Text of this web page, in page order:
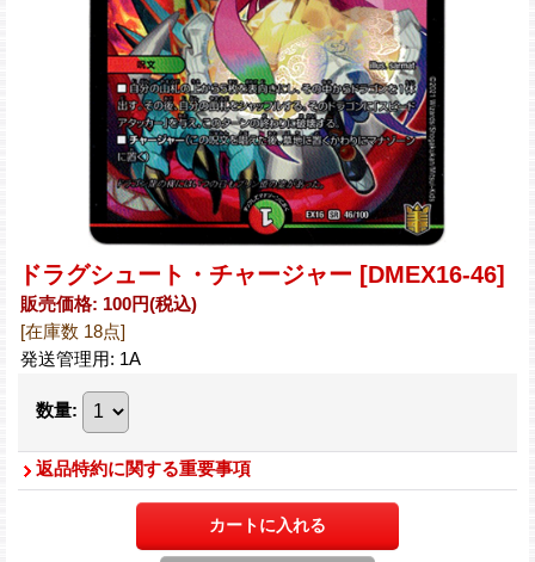
ドラグシュート・チャージャー [DMEX16-46]
販売価格: 100円(税込)
[在庫数 18点]
発送管理用: 1A
数量:
返品特約に関する重要事項